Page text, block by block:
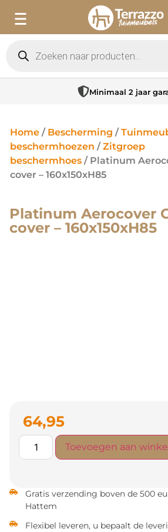
Minimaal 2 jaar garantie
Home / Bescherming /
beschermhoezen /Zitgroep
beschermhoes / Platinum
cover – 160x150xH85
Platinum Aerocover
cover – 160x150xH85
64,95
Toevoegen aan
Gratis verzending boven de 500
Hattem
Flexibel leveren, u bepaalt de